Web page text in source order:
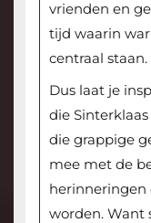
vrienden en
tijd waarin
centraal staan.
Dus laat je
die
die grappige
mee met de
herinneringen
worden. Want